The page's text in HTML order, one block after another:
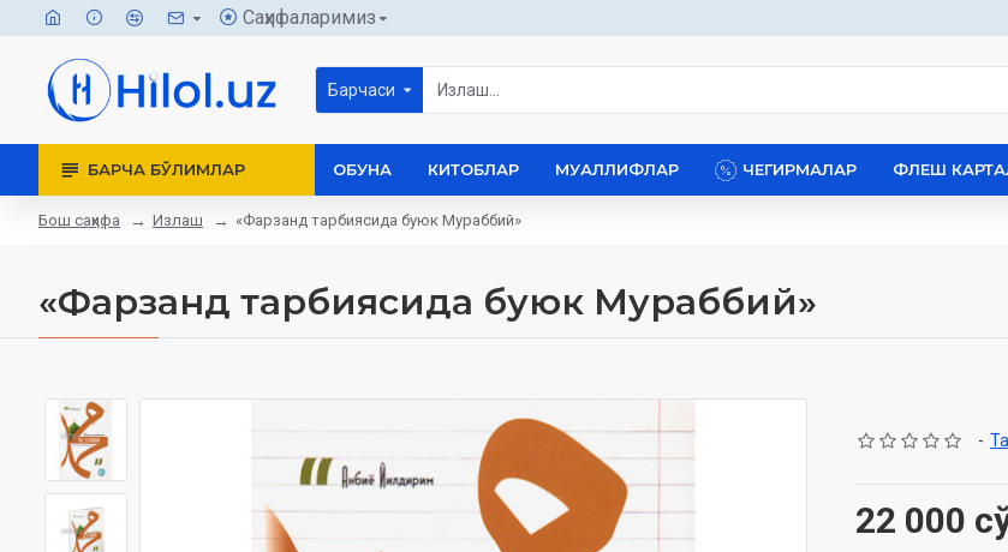
Саҳифаларимиз
Барчаси
БАРЧА БЎЛИМЛАР ОБУНА КИТОБЛАР МУАЛЛИФЛАР ЧЕГИРМАЛАР ФЛЕШ
Бош саҳифа Излаш «Фарзанд тарбиясида буюк Мураббий»
«Фарзанд тарбиясида буюк Мураббий»
-
22 000